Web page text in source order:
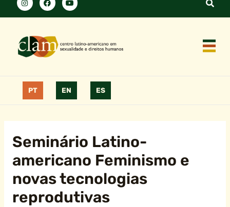
PT EN ES
Seminário Latino-
americano Feminismo e
novas tecnologias
reprodutivas